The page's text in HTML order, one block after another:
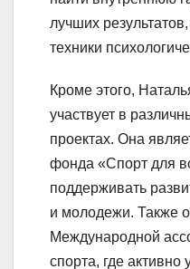
лучших
техники
Кроме этого,
участвует в
проектах. Она
фонда «Спорт для
поддерживать
и молодежи. Также
Международной
спорта, где активно